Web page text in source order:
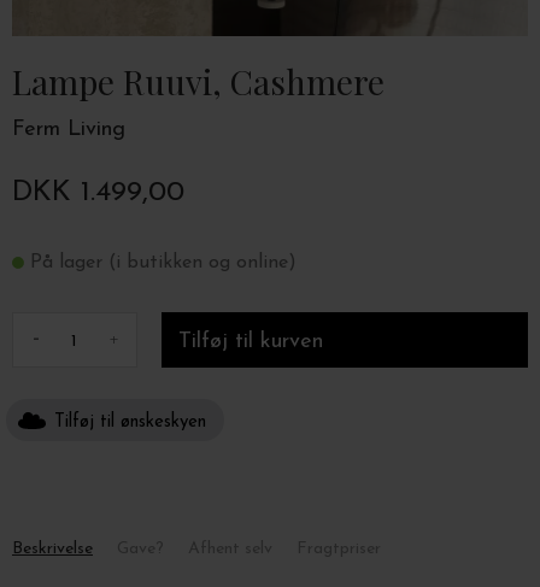
Lampe Ruuvi, Cashmere
Ferm Living
DKK 1.499,00
På lager (i butikken og online)
- +
Tilføj til ønskeskyen
Beskrivelse